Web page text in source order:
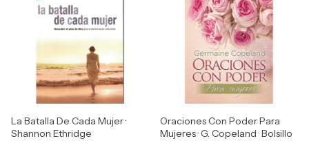
La Batalla De Cada Mujer ·
Shannon Ethridge
Oraciones Con Poder Para
Mujeres · G. Copeland · Bolsillo